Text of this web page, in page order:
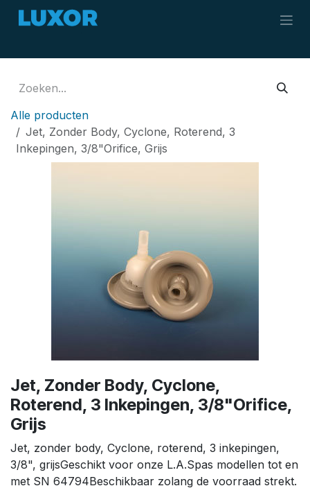
Overslaan naar inhoud
Alle producten
Jet, Zonder Body, Cyclone, Roterend, 3
Inkepingen, 3/8"Orifice, Grijs
Jet, Zonder Body, Cyclone,
Roterend, 3 Inkepingen, 3/8"Orifice,
Grijs
Jet, zonder body, Cyclone, roterend, 3 inkepingen,
3/8", grijsGeschikt voor onze L.A.Spas modellen tot en
met SN 64794Beschikbaar zolang de voorraad strekt.